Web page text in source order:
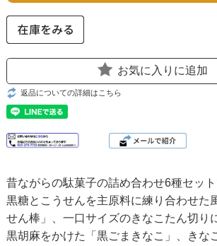
お気に入りに追加
返品についての詳細はこちら
昔ながらの駄菓子の詰め合わせ6種セット
黒糖とこうせんを主原料に練り合わせた
せん棒」、一口サイズのきなこたん切り
黒胡麻をかけた「黒ごまきなこ」、きな